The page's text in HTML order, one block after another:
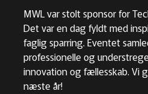
MWL var stolt sponsor for
Det var en dag fyldt med
faglig sparring. Eventet
professionelle og
innovation og fællesskab. Vi
næste år!